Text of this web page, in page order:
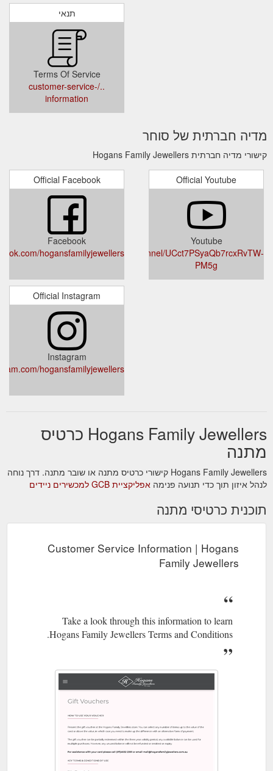
תנאי
Terms Of Service
../customer-service-
information
מדיה חברתית של סוחר
קישורי מדיה חברתית Hogans Family Jewellers
Official Facebook
Facebook
hogansfamilyjewellers
Official Youtube
Youtube
youtube.com/channel/UCct7PSyaQb7rcxRvTW-
PM5g
Official Instagram
Instagram
hogansfamilyjewellers
Hogans Family Jewellers כרטיס
מתנה
Hogans Family Jewellers קישורי כרטיס מתנה או שובר מתנה. דרך נוחה
לנהל איזון תוך כדי תנועה פנימה אפליקציית GCB למכשירים ניידים
תוכנית כרטיסי מתנה
Customer Service Information | Hogans
Family Jewellers
Take a look through this information to learn
Hogans Family Jewellers Terms and Conditions.